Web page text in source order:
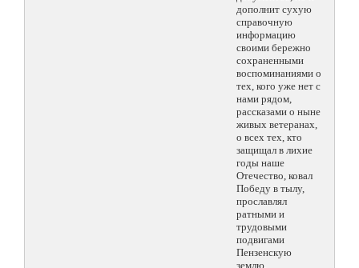
дополнит сухую
справочную
информацию
своими бережно
сохраненными
воспоминаниями о
тех, кого уже нет с
нами рядом,
рассказами о ныне
живых ветеранах,
о всех тех, кто
защищал в лихие
годы наше
Отечество, ковал
Победу в тылу,
прославлял
ратными и
трудовыми
подвигами
Пензенскую
землю.